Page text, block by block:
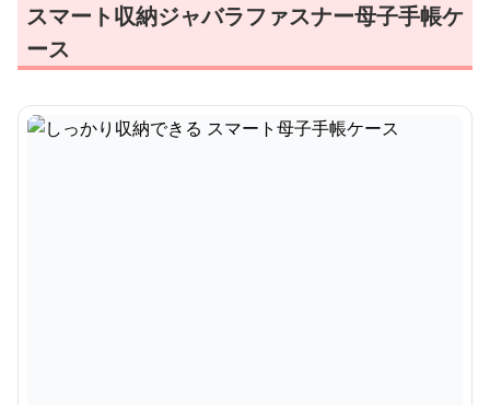
スマート収納ジャバラファスナー母子手帳ケ
ース